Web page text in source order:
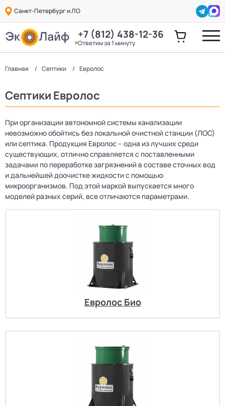
Санкт-Петербург и ЛО
+7 (812) 438-12-36
Ответим за 1 минуту
Главная Септики Евролос
Септики Евролос
При организации автономной системы канализации
невозможно обойтись без локальной очистной станции (ЛОС)
или септика. Продукция Евролос – одна из лучших среди
существующих, отлично справляется с поставленными
задачами по переработке загрязнений в составе сточных вод
и дальнейшей доочистке жидкости с помощью
микроорганизмов. Под этой маркой выпускается много
моделей разных серий, все отличаются параметрами.
Евролос Био